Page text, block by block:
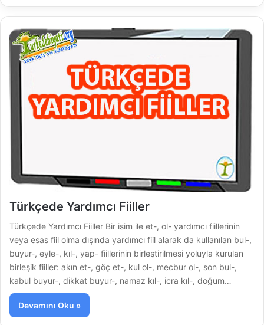
Türkçede Yardımcı Fiiller
Türkçede Yardımcı Fiiller Bir isim ile et-, ol- yardımcı fiillerinin
veya esas fiil olma dışında yardımcı fiil alarak da kullanılan bul-,
buyur-, eyle-, kıl-, yap- fiillerinin birleştirilmesi yoluyla kurulan
birleşik fiiller: akın et-, göç et-, kul ol-, mecbur ol-, son bul-,
kabul buyur-, dikkat buyur-, namaz kıl-, icra kıl-, doğum…
Devamını Oku »